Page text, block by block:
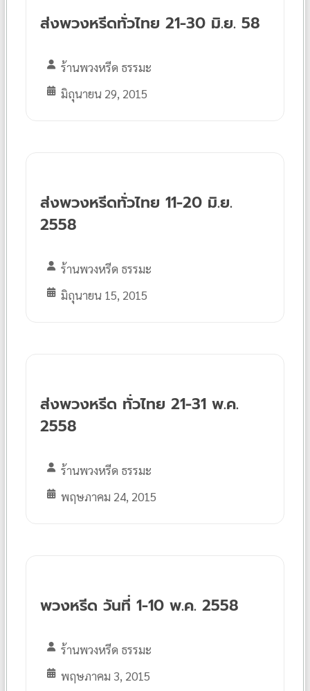
ส่งพวงหรีดทั่วไทย 21-30 มิ.ย. 58
ร้านพวงหรีด ธรรมะ
มิถุนายน 29, 2015
ส่งพวงหรีดทั่วไทย 11-20 มิ.ย.
2558
ร้านพวงหรีด ธรรมะ
มิถุนายน 15, 2015
ส่งพวงหรีด ทั่วไทย 21-31 พ.ค.
2558
ร้านพวงหรีด ธรรมะ
พฤษภาคม 24, 2015
พวงหรีด วันที่ 1-10 พ.ค. 2558
ร้านพวงหรีด ธรรมะ
พฤษภาคม 3, 2015